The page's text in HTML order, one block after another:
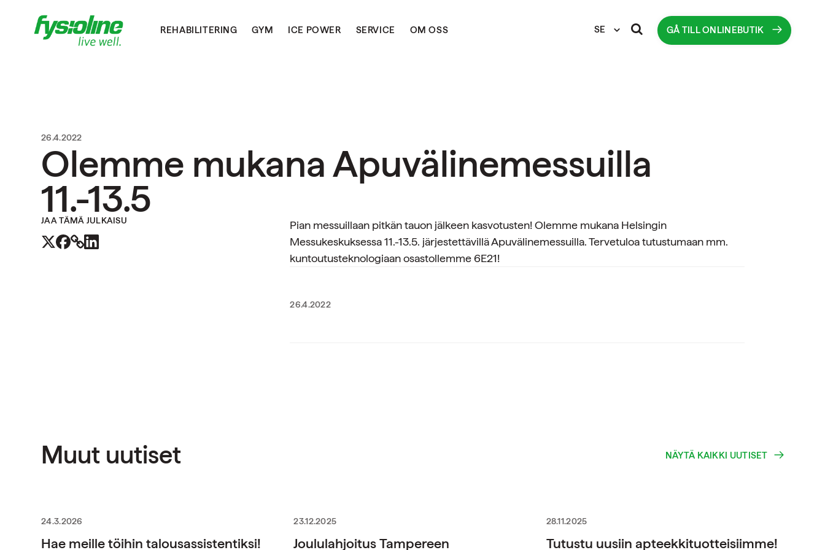
REHABILITERING GYM ICE POWER SERVICE OM OSS SE GÅ TILL ONLINEBUTIK
26.4.2022
Olemme mukana Apuvälinemessuilla
11.-13.5
JAA TÄMÄ JULKAISU
Pian messuillaan pitkän tauon jälkeen kasvotusten! Olemme mukana Helsingin
Messukeskuksessa 11.-13.5. järjestettävillä Apuvälinemessuilla. Tervetuloa tutustumaan mm.
kuntoutusteknologiaan osastollemme 6E21!
26.4.2022
Muut uutiset NÄYTÄ KAIKKI UUTISET
24.3.2026
Hae meille töihin talousassistentiksi!
23.12.2025
Joululahjoitus Tampereen
28.11.2025
Tutustu uusiin apteekkituotteisiimme!